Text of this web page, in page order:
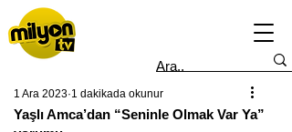
Yaşlı Amca’dan “Seninle Olmak Var Ya”
1 Ara 2023 1 dakikada okunur